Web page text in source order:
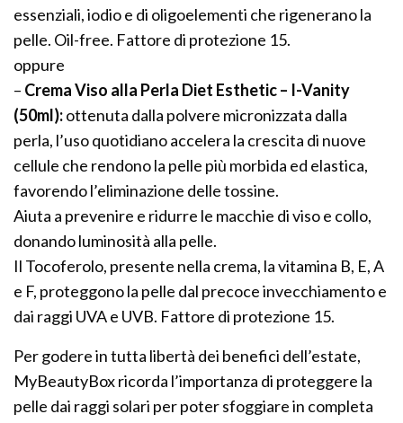
essenziali, iodio e di oligoelementi che rigenerano la
pelle. Oil-free. Fattore di protezione 15.
oppure
– Crema Viso alla Perla Diet Esthetic – I-Vanity
(50ml):ottenuta dalla polvere micronizzata dalla
perla, l’uso quotidiano accelera la crescita di nuove
cellule che rendono la pelle più morbida ed elastica,
favorendo l’eliminazione delle tossine.
Aiuta a prevenire e ridurre le macchie di viso e collo,
donando luminosità alla pelle.
Il Tocoferolo, presente nella crema, la vitamina B, E, A
e F, proteggono la pelle dal precoce invecchiamento e
dai raggi UVA e UVB. Fattore di protezione 15.
Per godere in tutta libertà dei benefici dell’estate,
MyBeautyBox ricorda l’importanza di proteggere la
pelle dai raggi solari per poter sfoggiare in completa